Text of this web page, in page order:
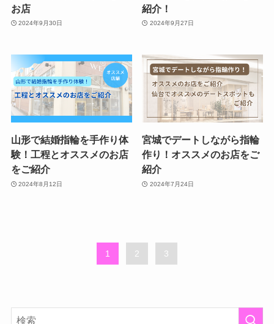
お店
2024年9月30日
紹介！
2024年9月27日
山形で結婚指輪を手作り体
験！工程とオススメのお店
をご紹介
2024年8月12日
宮城でデートしながら指輪
作り！オススメのお店をご
紹介
2024年7月24日
1 2 3